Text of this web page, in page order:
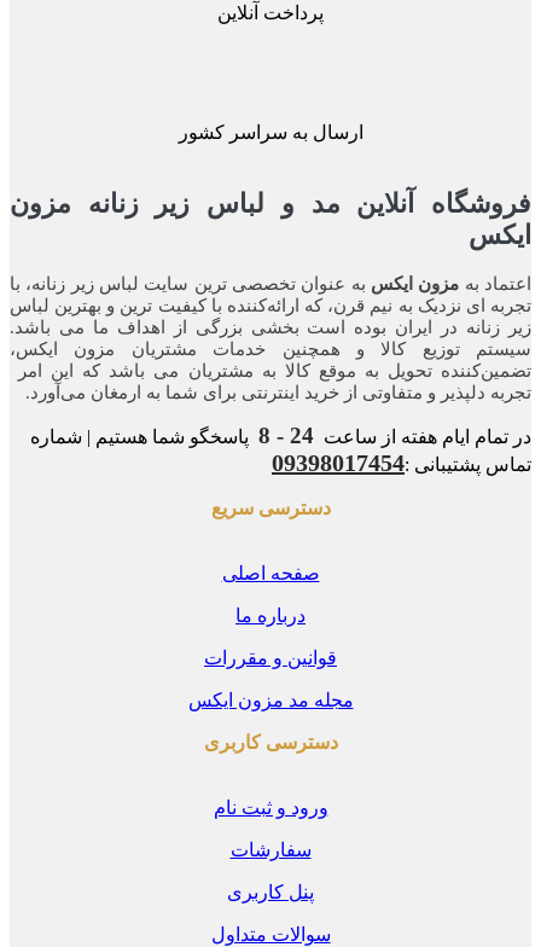
پرداخت آنلاین
ارسال به سراسر کشور
آنلاین مد و لباس زیر زنانه مزون
بهمزون ایکس به عنوان تخصصی ترین سایت لباس زیر زنانه، با
ای نزدیک به نیم قرن، که ارائه‌کننده با کیفیت ترین و بهترین لباس
زنانه در ایران بوده ‌است بخشی بزرگی از اهداف ما می باشد.
توزیع کالا و همچنین خدمات مشتریان مزون ایکس،
تحویل به موقع کالا به مشتریان می باشد که این امر
دلپذیر و متفاوتی از خرید اینترنتی برای شما به ارمغان می‌آورد.
ایام هفته از ساعت24 - 8
پاسخگو شما هستیم | شماره
پشتیبانی :09398017454
دسترسی سریع
صفحه اصلی
درباره ما
قوانین و مقررات
مجله مد مزون ایکس
دسترسی کاربری
ورود و ثبت نام
سفارشات
پنل کاربری
سوالات متداول